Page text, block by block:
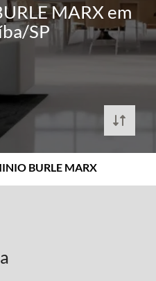
MARX em
SP
BURLE MARX